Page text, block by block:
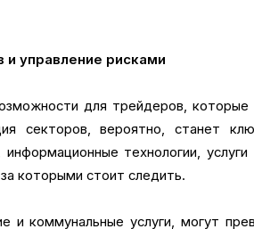
управление рисками
для трейдеров, которые
секторов, вероятно, станет
технологии, услуги
которыми стоит следить.
и коммунальные услуги, могут